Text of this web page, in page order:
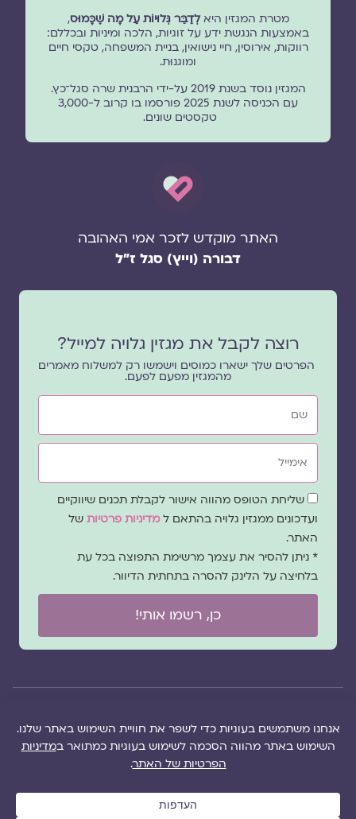
מטרת המגזין היאלְדַבֵּר גְּלוּיוֹת עַל מָה שֶׁכָּמוּס,
באמצעות הנגשת ידע על זוגיות, הלכה ומיניות ובכללם:
רווקות, אירוסין, חיי נישואין, בניית המשפחה, טקסי חיים
ומוגנוּת.
המגזין נוסד בשנת 2019 על-ידי הרבנית שרה סגל־כץ.
עם הכניסה לשנת 2025 פורסמו בו קרוב ל-3,000
טקסטים שונים.
האתר מוקדש לזכר אמי האהובה
דבורה (וייץ) סגל ז"ל
רוצה לקבל את מגזין גלויה למייל?
הפרטים שלך ישארו כמוסים וישמשו רק למשלוח מאמרים
מהמגזין מפעם לפעם.
שם
אימייל
שדה
הסכמה
שליחת הטופס מהווה אישור לקבלת תכנים שיווקיים
ועדכונים ממגזין גלויה בהתאם למדיניות פרטיות של
האתר.
* ניתן להסיר את עצמך מרשימת התפוצה בכל עת
בלחיצה על הלינק להסרה בתחתית הדיוור.
כן, רשמו אותי!
הזכויות של מגזין
ושרה סגל־כץ אלא
של
שגגה
צרו
הוקם ב ❤ על ידי –
לימונדה 2.0
| מיתוג:
סטודיו נופר דסקל
שרה סגל־כץ
מפת אתר|